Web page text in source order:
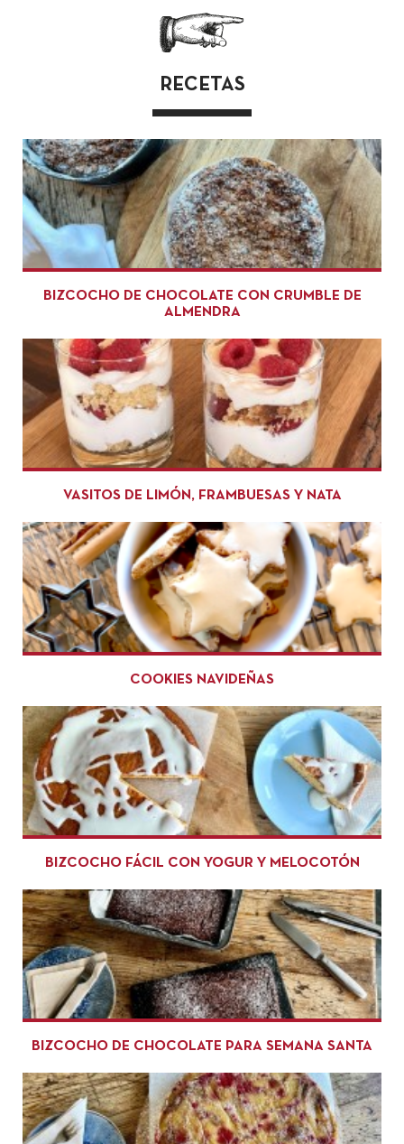
RECETAS
BIZCOCHO DE CHOCOLATE CON CRUMBLE DE
ALMENDRA
VASITOS DE LIMÓN, FRAMBUESAS Y NATA
COOKIES NAVIDEÑAS
BIZCOCHO FÁCIL CON YOGUR Y MELOCOTÓN
BIZCOCHO DE CHOCOLATE PARA SEMANA SANTA